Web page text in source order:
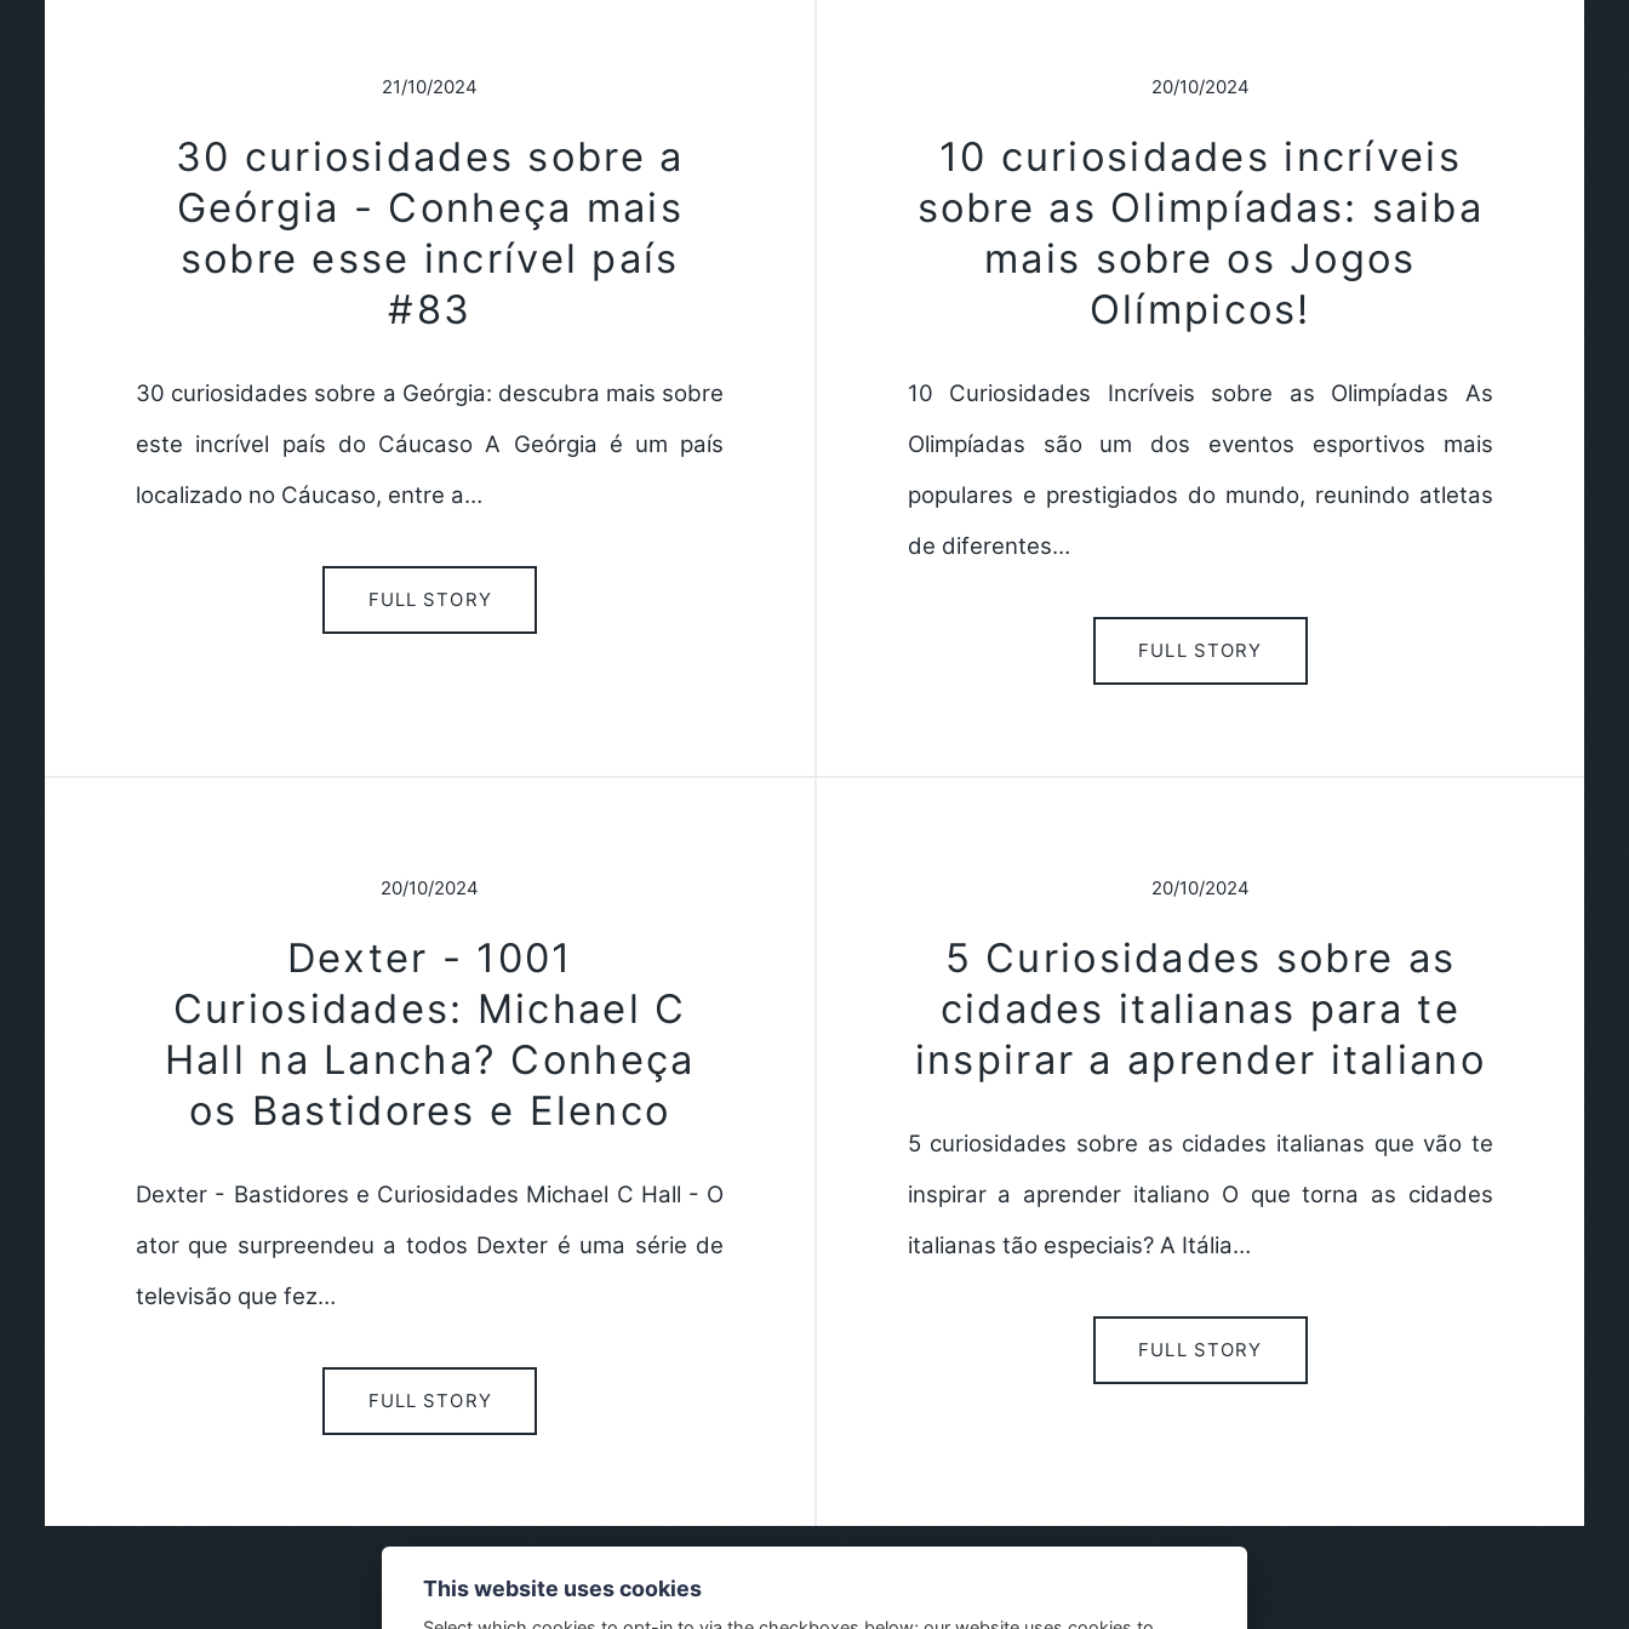
21/10/2024
30 curiosidades sobre a
Geórgia - Conheça mais
sobre esse incrível país
#83
30 curiosidades sobre a Geórgia: descubra mais sobre
este incrível país do Cáucaso A Geórgia é um país
localizado no Cáucaso, entre a…
FULL STORY
20/10/2024
10 curiosidades incríveis
sobre as Olimpíadas: saiba
mais sobre os Jogos
Olímpicos!
10 Curiosidades Incríveis sobre as Olimpíadas As
Olimpíadas são um dos eventos esportivos mais
populares e prestigiados do mundo, reunindo atletas
de diferentes…
FULL STORY
20/10/2024
Dexter - 1001
Curiosidades: Michael C
Hall na Lancha? Conheça
os Bastidores e Elenco
Dexter - Bastidores e Curiosidades Michael C Hall - O
ator que surpreendeu a todos Dexter é uma série de
televisão que fez…
FULL STORY
20/10/2024
5 Curiosidades sobre as
cidades italianas para te
inspirar a aprender italiano
5 curiosidades sobre as cidades italianas que vão te
inspirar a aprender italiano O que torna as cidades
italianas tão especiais? A Itália…
FULL STORY
This website uses cookies